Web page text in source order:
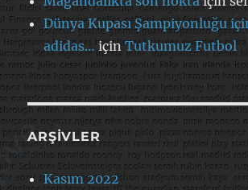
Dünya Kupası Şampiyonluğu
adidas… içinTutkumuz Futbol
ARŞIVLER
Kasım 2022